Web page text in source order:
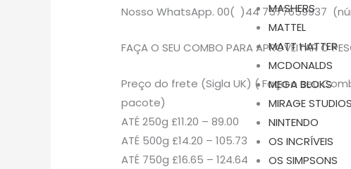
MASHERS
MATTEL
MATT HATTER
MCDONALDS
MEGA BLOKS
MIRAGE STUDIOS
NINTENDO
OS INCRÍVEIS
OS SIMPSONS
Nosso WhatsApp. 00( )44 7577659937
FAÇA O SEU COMBO PARA APROVEITAR O
Preço do frete (Sigla UK) ( Faça o seu
pacote)
ATÉ 250g £11.20 – 89.00
ATÉ 500g £14.20 – 105.73
ATÉ 750g £16.65 – 124.64